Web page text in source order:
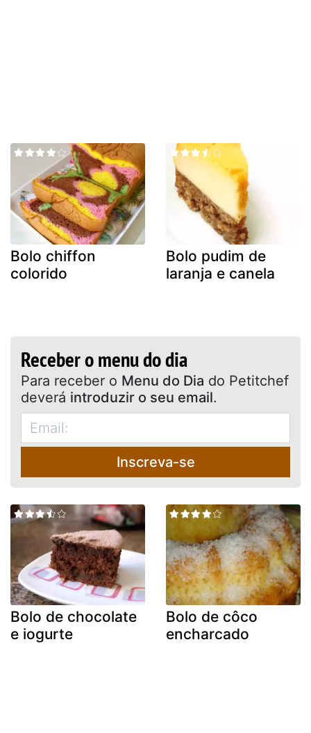
Bolo chiffon
colorido
Bolo pudim de
laranja e canela
Receber o menu do dia
Para receber o Menu do Dia do Petitchef
deverá introduzir o seu email.
Inscreva-se
Bolo de chocolate
e iogurte
Bolo de côco
encharcado